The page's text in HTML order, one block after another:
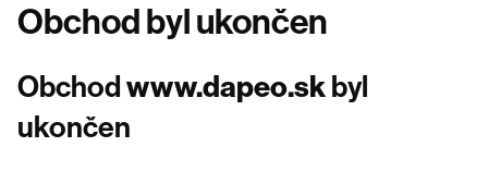
Obchod byl ukončen
Obchodwww.dapeo.skbyl
ukončen